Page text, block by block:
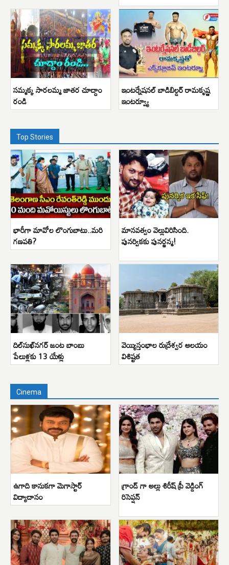
సమ్మక్క సారలమ్మ జాతర చూద్దాం
రండి
ఇంటర్నేషనల్ బాడిబిల్డర్ రామకృష్ణ
ఇంటర్వ్యూ
Top Stories
భారీగా మావోల లొంగుబాటు..మరి
గణపతి?
మానవత్వం వెల్లువిరిసింది.
పునర్వికకు పునర్జన్మ!
దిల్‌సుఖ్‌నగర్ జంట బాంబు
పేలుళ్లకు 13 యేళ్లు
వెయ్యిస్తంభాల రుద్రేశ్వర ఆలయం
విశిష్టత
Cinema
ఉగాది కానుకగా మెగాస్టార్
విద్యాదానం
గ్రాండ్ గా అల్లు శిరీష్ ప్రీ వెడ్డింగ్
రిసెప్షన్